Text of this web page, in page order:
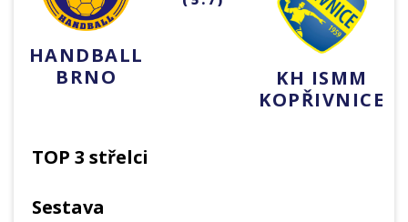
HANDBALL
BRNO
KH ISMM
KOPŘIVNICE
TOP 3 střelci
Sestava